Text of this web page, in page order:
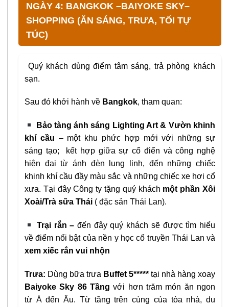
NGÀY 4: BANGKOK –BAIYOKE SKY–
SHOPPING (ĂN SÁNG, TRƯA, TỐI TỰ
TÚC)
Quý khách dùng điểm tâm sáng, trả phòng khách
sạn.
Sau đó khởi hành về Bangkok, tham quan:
Bảo tàng ánh sáng Lighting Art & Vườn khinh
khí cầu – một khu phức hợp mới với những sự
sáng tạo;
kết hợp giữa sự cổ điển và công nghệ
hiện đại từ ánh đèn lung linh, đến những chiếc
khinh khí cầu đầy màusắc và những chiếc xe hơi cổ
xưa. Tại đây Công ty tặng quý khách một phần Xôi
Xoài/Trà sữa Thái ( đặc sản Thái Lan).
Trại rắn –đến đây quý khách sẽ được tìm hiểu
về điểm nổi bật của nền y học cổ truyền Thái Lan và
xem xiếc rắn vui nhộn
Trưa: Dùng bữa trưa Buffet 5***** tại nhà hàng xoay
Baiyoke Sky 86 Tầngvới hơn trăm món ăn ngon
từ Á đến Âu. Từ tầng trên cùng của tòa nhà, du